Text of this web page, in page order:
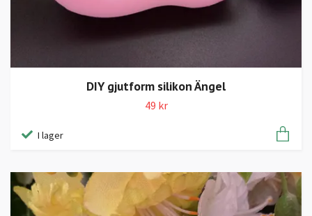
DIY gjutform silikon Ängel
49 kr
I lager